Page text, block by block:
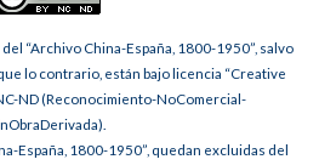
“Archivo China-España, 1800-1950”, salvo
lo contrario, están bajo licencia “Creative
ND (Reconocimiento-NoComercial-
España, 1800-1950”, quedan excluidas del